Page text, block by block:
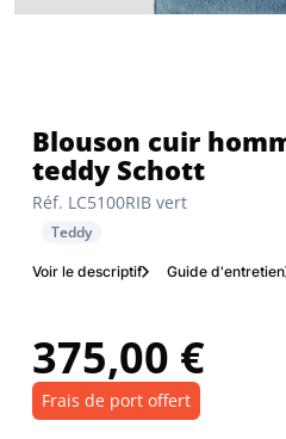
Réf. LC5100RIB vert
Blouson cuir homme vert style
teddy Schott
Teddy
Voir le descriptif Guide d'entretien
375,00 €
Frais de port offert